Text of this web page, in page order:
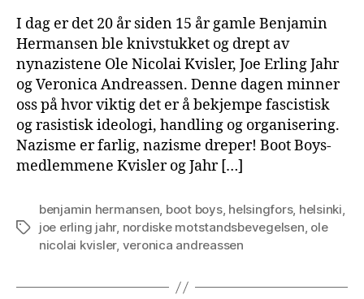
I dag er det 20 år siden 15 år gamle Benjamin
Hermansen ble knivstukket og drept av
nynazistene Ole Nicolai Kvisler, Joe Erling Jahr
og Veronica Andreassen. Denne dagen minner
oss på hvor viktig det er å bekjempe fascistisk
og rasistisk ideologi, handling og organisering.
Nazisme er farlig, nazisme dreper! Boot Boys-
medlemmene Kvisler og Jahr […]
Tags
benjamin hermansen, boot boys, helsingfors, helsinki,
joe erling jahr, nordiske motstandsbevegelsen, ole
nicolai kvisler, veronica andreassen